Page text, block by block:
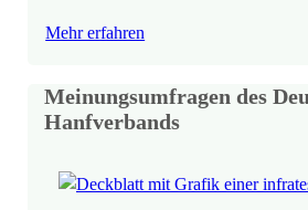
Mehr erfahren
Meinungsumfragen des
Hanfverbands